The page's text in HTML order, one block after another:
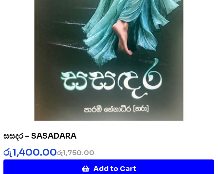
සසදර – SASADARA
රු1,750.00
රු1,400.00
Add to Cart